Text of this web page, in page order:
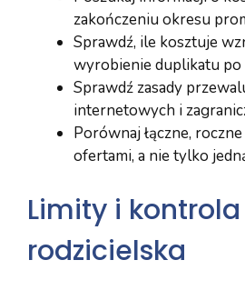
zakończeniu okresu
Sprawdź, ile kosztuje
wyrobienie duplikatu po
Sprawdź zasady
internetowych i
Porównaj łączne,
ofertami, a nie tylko
Limity i kontrola
rodzicielska